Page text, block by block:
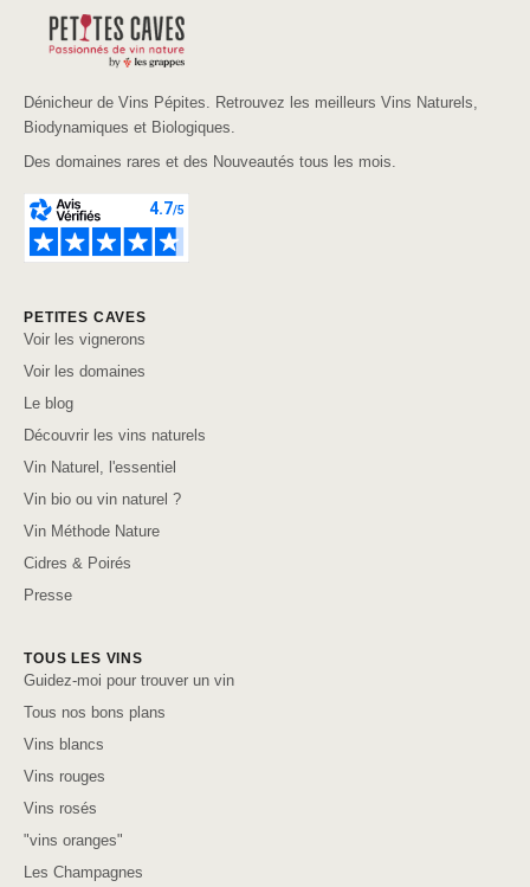
Dénicheur de Vins Pépites. Retrouvez les meilleurs Vins Naturels,
Biodynamiques et Biologiques.
Des domaines rares et des Nouveautés tous les mois.
PETITES CAVES
Voir les vignerons
Voir les domaines
Le blog
Découvrir les vins naturels
Vin Naturel, l'essentiel
Vin bio ou vin naturel ?
Vin Méthode Nature
Cidres & Poirés
Presse
TOUS LES VINS
Guidez-moi pour trouver un vin
Tous nos bons plans
Vins blancs
Vins rouges
Vins rosés
"vins oranges"
Les Champagnes